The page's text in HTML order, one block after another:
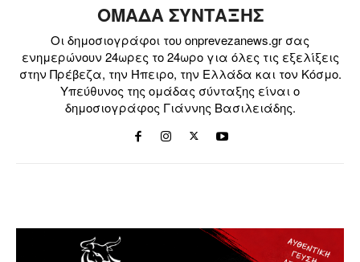
ΟΜΑΔΑ ΣΥΝΤΑΞΗΣ
Οι δημοσιογράφοι του onprevezanews.gr σας
ενημερώνουν 24ωρες το 24ωρο για όλες τις εξελίξεις
στην Πρέβεζα, την Ήπειρο, την Ελλάδα και τον Κόσμο.
Υπεύθυνος της ομάδας σύνταξης είναι ο
δημοσιογράφος Γιάννης Βασιλειάδης.